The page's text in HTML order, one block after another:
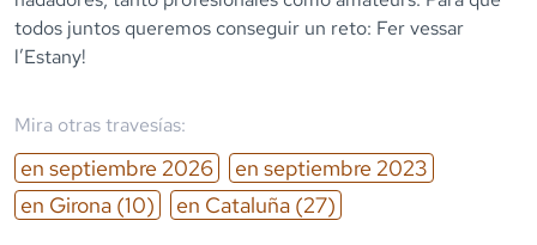
todos juntos queremos conseguir un reto: Fer vessar
l’Estany!
Mira otras travesías:
en septiembre 2026 en septiembre 2023
en Girona (10) en Cataluña (27)